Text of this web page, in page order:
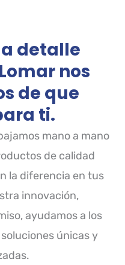
detalle
nos
de que
ti.
mano a mano
de calidad
la diferencia en tus
innovación,
ayudamos a los
únicas y